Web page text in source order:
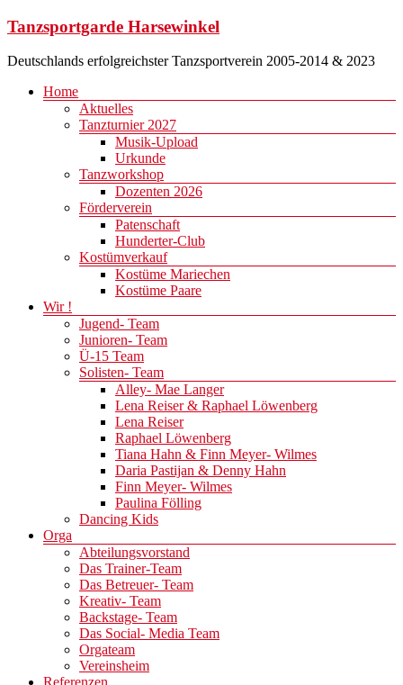
Zum
springen
Tanzsportgarde Harsewinkel
Deutschlands erfolgreichster Tanzsportverein 2005-2014 & 2023
Menü
Home
Aktuelles
Tanzturnier 2027
Musik-Upload
Urkunde
Tanzworkshop
Dozenten 2026
Förderverein
Patenschaft
Hunderter-Club
Kostümverkauf
Kostüme Mariechen
Kostüme Paare
Wir !
Jugend- Team
Junioren- Team
Ü-15 Team
Solisten- Team
Alley- Mae Langer
Lena Reiser & Raphael Löwenberg
Lena Reiser
Raphael Löwenberg
Tiana Hahn & Finn Meyer- Wilmes
Daria Pastijan & Denny Hahn
Finn Meyer- Wilmes
Paulina Fölling
Dancing Kids
Orga
Abteilungsvorstand
Das Trainer-Team
Das Betreuer- Team
Kreativ- Team
Backstage- Team
Das Social- Media Team
Orgateam
Vereinsheim